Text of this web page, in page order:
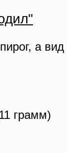
а вид
грамм)